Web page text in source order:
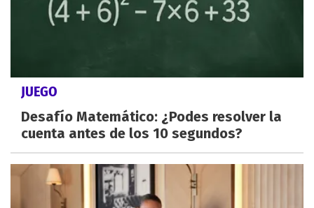
JUEGO
Desafío Matemático: ¿Podes resolver la
cuenta antes de los 10 segundos?